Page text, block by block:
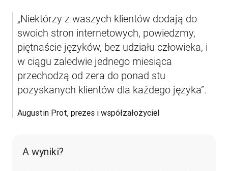
„Niektórzy z waszych klientów dodają do
swoich stron internetowych, powiedzmy,
piętnaście języków, bez udziału człowieka, i
w ciągu zaledwie jednego miesiąca
przechodzą od zera do ponad stu
pozyskanych klientów dla każdego języka”.
Augustin Prot, prezes i współzałożyciel
A wyniki?